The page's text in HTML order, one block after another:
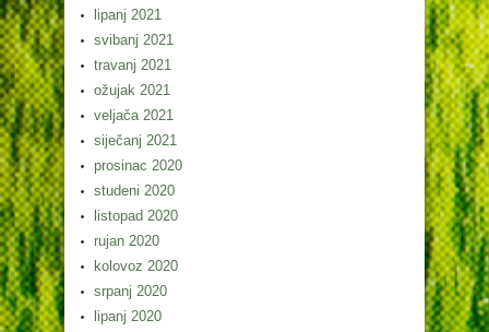
lipanj 2021
svibanj 2021
travanj 2021
ožujak 2021
veljača 2021
siječanj 2021
prosinac 2020
studeni 2020
listopad 2020
rujan 2020
kolovoz 2020
srpanj 2020
lipanj 2020